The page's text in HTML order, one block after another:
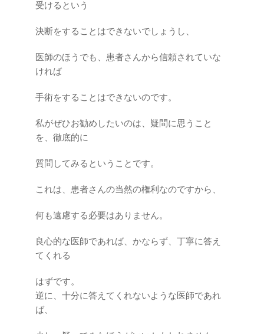
受けるという
決断をすることはできないでしょうし、
医師のほうでも、患者さんから信頼されていな
ければ
手術をすることはできないのです。
私がぜひお勧めしたいのは、疑問に思うこと
を、徹底的に
質問してみるということです。
これは、患者さんの当然の権利なのですから、
何も遠慮する必要はありません。
良心的な医師であれば、かならず、丁寧に答え
てくれる
はずです。
逆に、十分に答えてくれないような医師であれ
ば、